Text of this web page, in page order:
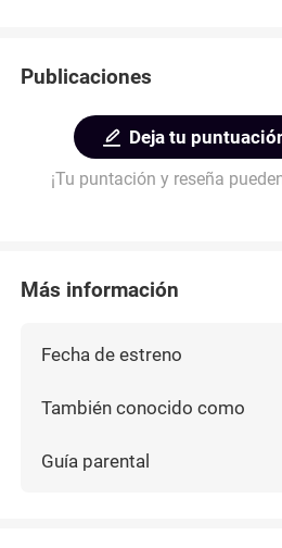
Publicaciones
Deja tu
¡Tu puntación y reseña
Más información
Fecha de estreno
También conocido como
Guía parental